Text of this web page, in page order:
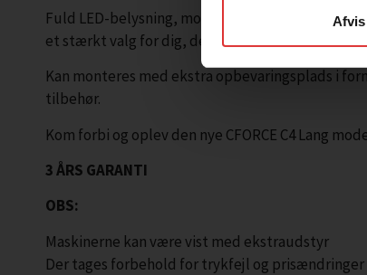
Afvis
Fuld LED-belysning, moderne design og
et stærkt valg for dig, der ønsker en alsidig ATV
Kan monteres med ekstra opbevaringsplads i
tilbehør.
Kom forbi og oplev den nye CFORCE C4 Lang
3 ÅRS GARANTI
OBS:
Maskinerne kan være vist med ekstraudstyr
Der tages forbehold for trykfejl og prisændringer